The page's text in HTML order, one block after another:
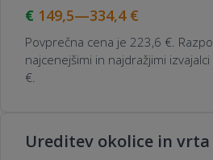
149,5—334,4 €
Povprečna cena je 223,6 €.
najcenejšimi in najdražjimi
€.
Ureditev okolice in vrta